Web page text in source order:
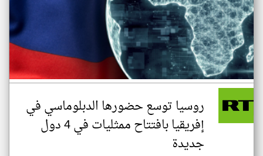
روسيا توسع حضورها الدبلوماسي في
إفريقيا بافتتاح ممثليات في 4 دول
جديدة